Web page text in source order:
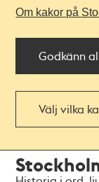
Om kakor på
Godkänn
Välj vilka
navigationen
huvudinnehållet